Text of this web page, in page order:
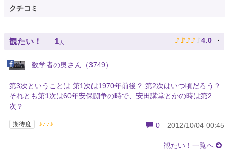
クチコミ
観たい！ 1人 ♪ ♪ ♪ ♪ ♪ 4.0
数学者の奥さん（3749）
第3次ということは 第1次は1970年前後？ 第2次はいつ頃だろう？
それとも第1次は60年安保闘争の時で、安田講堂とかの時は第2
次？
期待度 ♪♪♪♪ 0 2012/10/04 00:45
観たい！一覧へ